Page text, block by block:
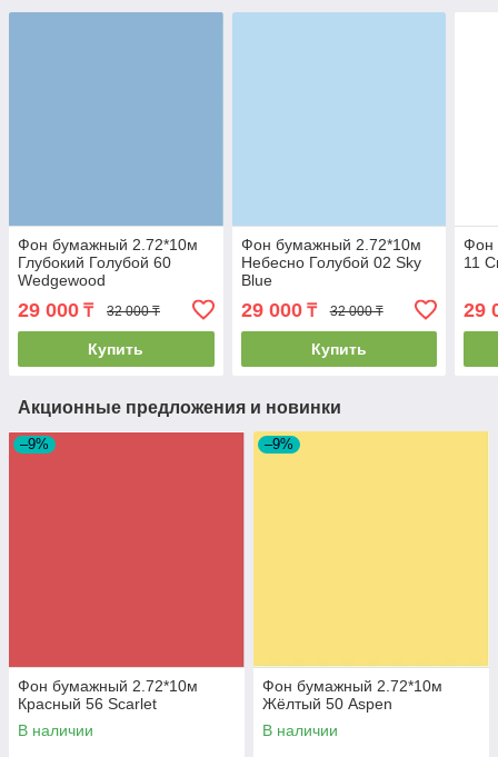
Фон бумажный 2.72*10м
Глубокий Голубой 60
Wedgewood
29 000 ₸ 32 000 ₸
Купить
Фон бумажный 2.72*10м
Небесно Голубой 02 Sky
Blue
29 000₸ 32 000 ₸
Купить
Фон
11
29
Акционные предложения и новинки
–9%
Фон бумажный 2.72*10м
Красный 56 Scarlet
В наличии
–9%
Фон бумажный 2.72*10м
Жёлтый 50 Aspen
В наличии